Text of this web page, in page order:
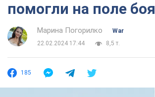
помогли на поле боя
Марина Погорилко
War
22.02.2024 17:44
8,5 т.
185